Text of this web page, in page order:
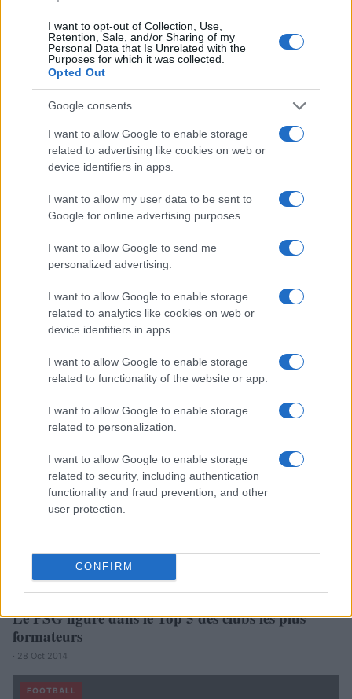
I want to opt-out of Collection, Use,
Retention, Sale, and/or Sharing of my
Personal Data that Is Unrelated with the
Purposes for which it was collected.
Opted Out
Google consents
I want to allow Google to enable storage
related to advertising like cookies on web or
device identifiers in apps.
I want to allow my user data to be sent to
Google for online advertising purposes.
I want to allow Google to send me
personalized advertising.
I want to allow Google to enable storage
related to analytics like cookies on web or
device identifiers in apps.
I want to allow Google to enable storage
related to functionality of the website or app.
I want to allow Google to enable storage
related to personalization.
I want to allow Google to enable storage
related to security, including authentication
functionality and fraud prevention, and other
user protection.
CONFIRM
FOOTBALL
PSG : Zlatan Ibrahimovic juge ses chances de
· 29 Oct 2014
Le PSG figure dans le Top 5 des clubs les plus
formateurs
· 28 Oct 2014
FOOTBALL